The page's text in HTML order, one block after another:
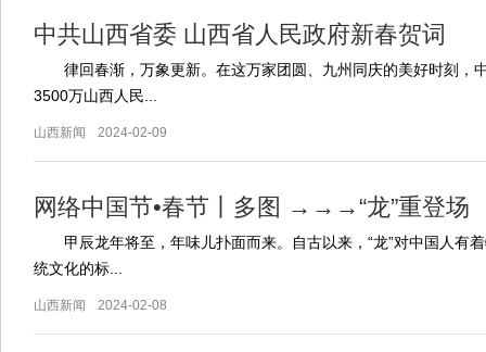
中共山西省委 山西省人民政府新春贺词
律回春渐，万象更新。在这万家团圆、九州同庆的美好时刻，
3500万山西人民...
山西新闻 2024-02-09
网络中国节•春节丨多图 →→→“龙”重登场
甲辰龙年将至，年味儿扑面而来。自古以来，“龙”对中国人有
统文化的标...
山西新闻 2024-02-08